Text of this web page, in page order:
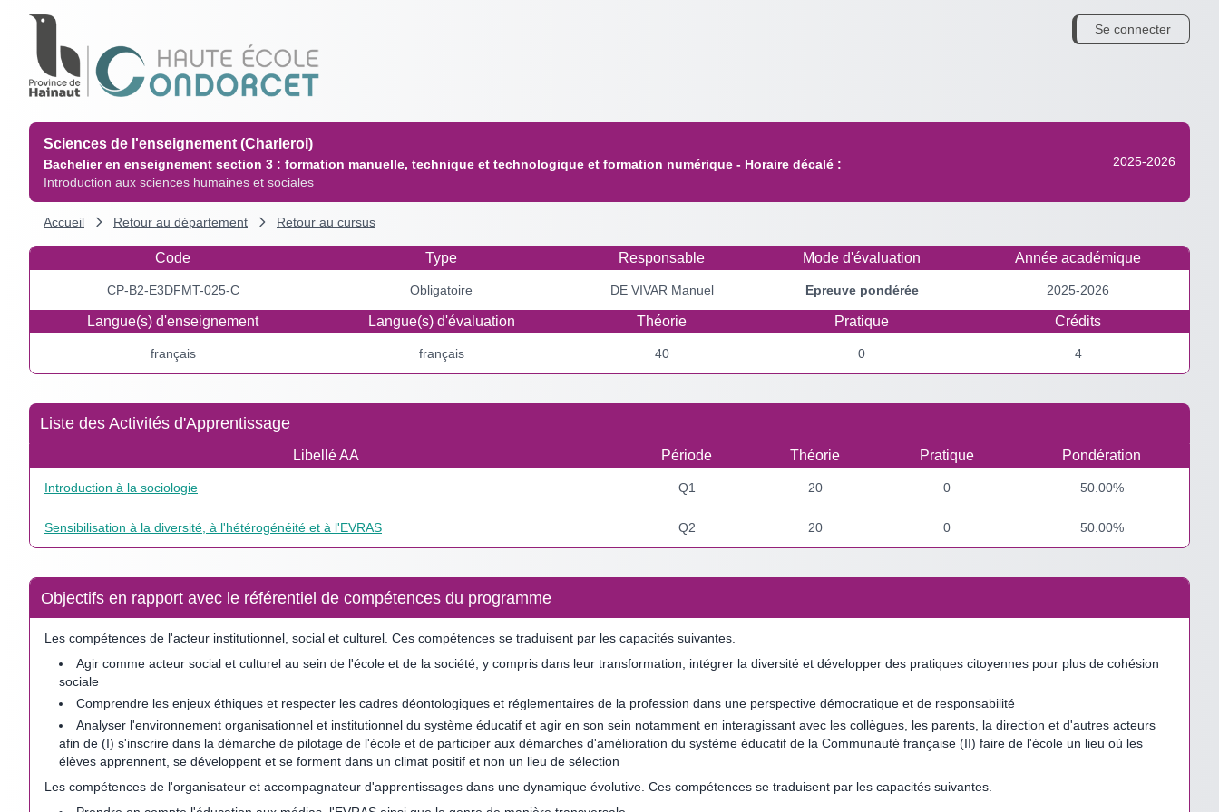
Se connecter
Sciences de l'enseignement (Charleroi)
Bachelier en enseignement section 3 : formation manuelle, technique et technologique et formation numérique - Horaire décalé :
Introduction aux sciences humaines et sociales
2025-2026
Accueil Retour au département Retour au cursus
Code Type Responsable Mode d'évaluation Année académique
CP-B2-E3DFMT-025-C Obligatoire DE VIVAR Manuel Epreuve pondérée 2025-2026
Langue(s) d'enseignement Langue(s) d'évaluation Théorie Pratique Crédits
français français 40 0 4
Liste des Activités d'Apprentissage
Libellé AA Période Théorie Pratique Pondération
Introduction à la sociologie Q1 20 0 50.00%
Sensibilisation à la diversité, à l'hétérogénéité et à l'EVRAS Q2 20 0 50.00%
Objectifs en rapport avec le référentiel de compétences du programme
Les compétences de l'acteur institutionnel, social et culturel. Ces compétences se traduisent par les capacités suivantes.
Agir comme acteur social et culturel au sein de l'école et de la société, y compris dans leur transformation, intégrer la diversité et développer des pratiques citoyennes pour plus de cohésion
sociale
Comprendre les enjeux éthiques et respecter les cadres déontologiques et réglementaires de la profession dans une perspective démocratique et de responsabilité
Analyser l'environnement organisationnel et institutionnel du système éducatif et agir en son sein notamment en interagissant avec les collègues, les parents, la direction et d'autres acteurs
afin de (I) s'inscrire dans la démarche de pilotage de l'école et de participer aux démarches d'amélioration du système éducatif de la Communauté française (II) faire de l'école un lieu où les
élèves apprennent, se développent et se forment dans un climat positif et non un lieu de sélection
Les compétences de l'organisateur et accompagnateur d'apprentissages dans une dynamique évolutive. Ces compétences se traduisent par les capacités suivantes.